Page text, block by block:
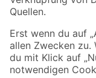
Sicher einkaufen
Jetzt die toom-App